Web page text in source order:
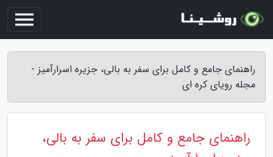
راهنمای جامع و کامل برای سفر به بالی، جزیره اسرارآمیز -
مجله رویای کره ای
راهنمای جامع و کامل برای سفر به بالی،